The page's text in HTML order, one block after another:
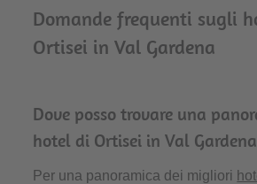
Domande frequenti sugli
Ortisei in Val Gardena
Dove posso trovare una
hotel di Ortisei in Val
Per una panoramica dei migliori